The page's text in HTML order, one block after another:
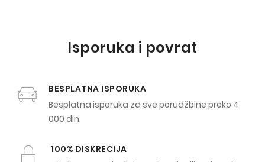
Isporuka i povrat
BESPLATNA ISPORUKA
Besplatna isporuka za sve porudžbine preko 4
000 din.
100% DISKRECIJA